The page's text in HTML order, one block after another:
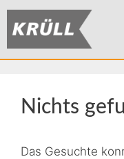
Nichts
Das Gesuchte